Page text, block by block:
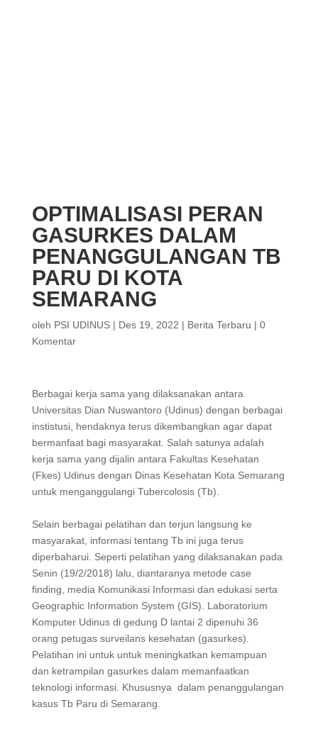
OPTIMALISASI PERAN
GASURKES DALAM
PENANGGULANGAN TB
PARU DI KOTA
SEMARANG
oleh PSI UDINUS| Des 19, 2022 | Berita Terbaru | 0
Komentar
Berbagai kerja sama yang dilaksanakan antara
Universitas Dian Nuswantoro (Udinus) dengan berbagai
instistusi, hendaknya terus dikembangkan agar dapat
bermanfaat bagi masyarakat. Salah satunya adalah
kerja sama yang dijalin antara Fakultas Kesehatan
(Fkes) Udinus dengan Dinas Kesehatan Kota Semarang
untuk menganggulangi Tubercolosis (Tb).
Selain berbagai pelatihan dan terjun langsung ke
masyarakat, informasi tentang Tb ini juga terus
diperbaharui. Seperti pelatihan yang dilaksanakan pada
Senin (19/2/2018) lalu, diantaranya metode case
finding, media Komunikasi Informasi dan edukasi serta
Geographic Information System (GIS). Laboratorium
Komputer Udinus di gedung D lantai 2 dipenuhi 36
orang petugas surveilans kesehatan (gasurkes).
Pelatihan ini untuk untuk meningkatkan kemampuan
dan ketrampilan gasurkes dalam memanfaatkan
teknologi informasi. Khususnya dalam penanggulangan
kasus Tb Paru di Semarang.